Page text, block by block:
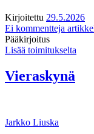
Kirjoitettu 29.5.2026
Ei kommentteja
Pääkirjoitus
Lisää toimitukselta
Vieraskynä
Jarkko Liuska